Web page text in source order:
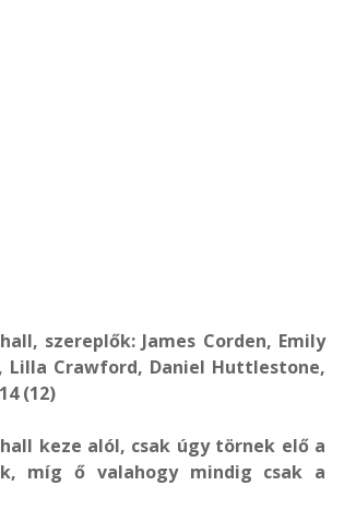
szereplők: James Corden, Emily
Lilla Crawford, Daniel Huttlestone,
(12)
keze alól, csak úgy törnek elő a
míg ő valahogy mindig csak a